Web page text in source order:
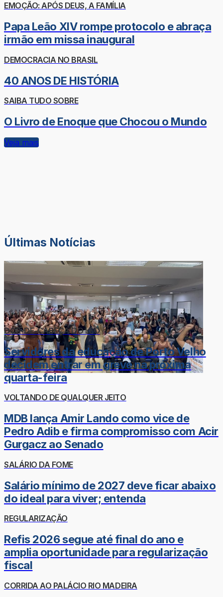
EMOÇÃO: APÓS DEUS, A FAMÍLIA
Papa Leão XIV rompe protocolo e abraça
irmão em missa inaugural
DEMOCRACIA NO BRASIL
40 ANOS DE HISTÓRIA
SAIBA TUDO SOBRE
O Livro de Enoque que Chocou o Mundo
Veja mais
Últimas Notícias
DOR-DE-CABEÇA DO LÉO
Servidores da educação de Porto Velho
decidem entrar em greve na próxima
quarta-feira
VOLTANDO DE QUALQUER JEITO
MDB lança Amir Lando como vice de
Pedro Adib e firma compromisso com Acir
Gurgacz ao Senado
SALÁRIO DA FOME
Salário mínimo de 2027 deve ficar abaixo
do ideal para viver; entenda
REGULARIZAÇÃO
Refis 2026 segue até final do ano e
amplia oportunidade para regularização
fiscal
CORRIDA AO PALÁCIO RIO MADEIRA